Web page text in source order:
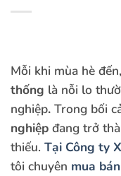
Mỗi khi mùa hè đến,
thống là nỗi lo
nghiệp. Trong bối
nghiệp đang trở
thiếu. Tại Công ty
tôi chuyên mua bán